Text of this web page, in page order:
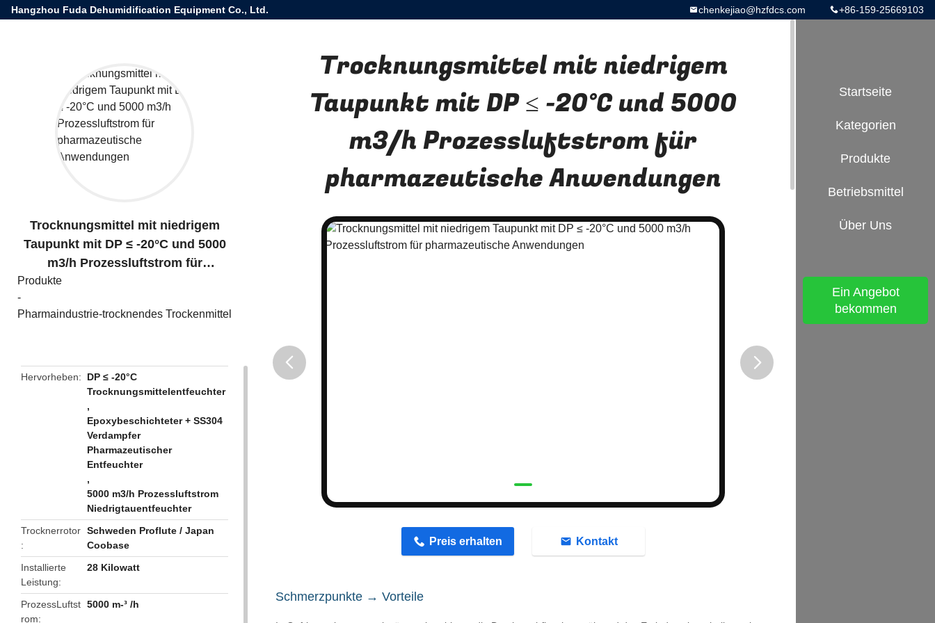
Hangzhou Fuda Dehumidification Equipment Co., Ltd. +86-159-25669103
chenkejiao@hzfdcs.com
Trocknungsmittel mit niedrigem
Taupunkt mit DP ≤ -20°C und 5000
m3/h Prozessluftstrom für
pharmazeutische Anwendungen
Produkte
-
Pharmaindustrie-trocknendes Trockenmittel
Hervorheben
DP ≤ -20°C
Trocknungsmittelentfeuchter
,
Epoxybeschichteter + SS304
Verdampfer
Pharmazeutischer
Entfeuchter
,
5000 m3/h Prozessluftstrom
Niedrigtauentfeuchter
Trocknerrotor Schweden Proflute / Japan
Coobase
Installierte
Leistung
28 Kilowatt
ProzessLuftst
rom
5000 m-³ /h
Trocknungsmittel mit niedrigem
Taupunkt mit DP ≤ -20°C und 5000
m3/h Prozessluftstrom für
pharmazeutische Anwendungen
Preis erhalten Kontakt
Schmerzpunkte → Vorteile
Startseite
Kategorien
Produkte
Betriebsmittel
Über Uns
Ein Angebot
bekommen